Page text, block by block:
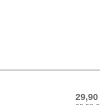
29,90